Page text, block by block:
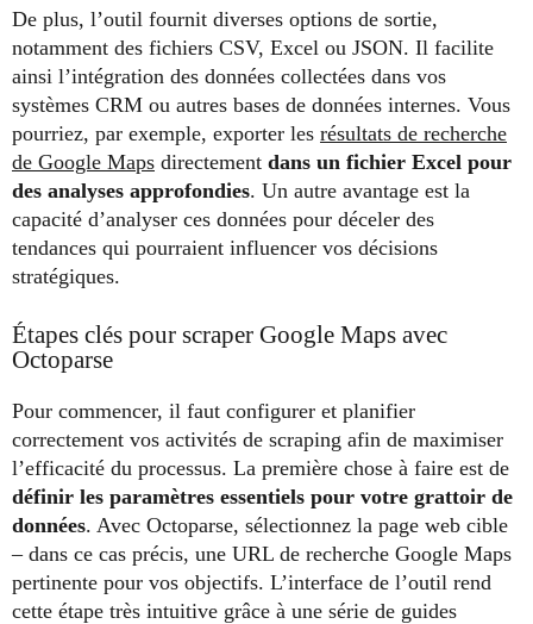
De plus, l’outil fournit diverses options de sortie,
notamment des fichiers CSV, Excel ou JSON. Il facilite
ainsi l’intégration des données collectées dans vos
systèmes CRM ou autres bases de données internes. Vous
pourriez, par exemple, exporter les résultats de recherche
de Google Maps directement dans un fichier Excel pour
des analyses approfondies. Un autre avantage est la
capacité d’analyser ces données pour déceler des
tendances qui pourraient influencer vos décisions
stratégiques.
Étapes clés pour scraper Google Maps avec
Octoparse
Pour commencer, il faut configurer et planifier
correctement vos activités de scraping afin de maximiser
l’efficacité du processus. La première chose à faire est de
définir les paramètres essentiels pour votre grattoir de
données. Avec Octoparse, sélectionnez la page web cible
– dans ce cas précis, une URL de recherche Google Maps
pertinente pour vos objectifs. L’interface de l’outil rend
cette étape très intuitive grâce à une série de guides